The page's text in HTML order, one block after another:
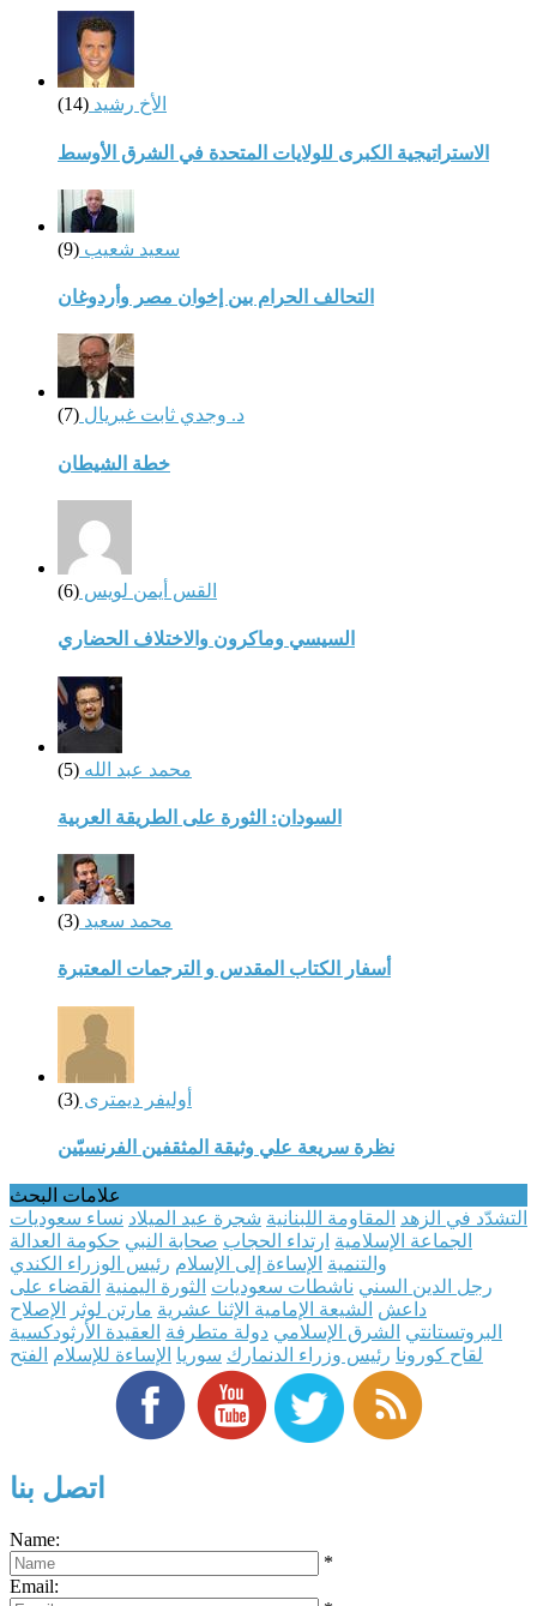
الأخ رشيد (14)
الاستراتيجية الكبرى للولايات المتحدة في الشرق الأوسط
سعيد شعيب (9)
التحالف الحرام بين إخوان مصر وأردوغان
د. وجدي ثابت غبريال (7)
خطة الشيطان
القس أيمن لويس (6)
السيسي وماكرون والاختلاف الحضاري
محمد عبد الله (5)
السودان: الثورة على الطريقة العربية
محمد سعيد (3)
أسفار الكتاب المقدس و الترجمات المعتبرة
أوليفر ديمترى (3)
نظرة سريعة علي وثيقة المثقفين الفرنسيّين
علامات البحث
التشدّد في الزهد المقاومة اللبنانية شجرة عيد الميلاد نساء سعوديات
الجماعة الإسلامية ارتداء الحجاب صحابة النبي حكومة العدالة
والتنمية الإساءة إلى الإسلام رئيس الوزراء الكندي
رجل الدين السني ناشطات سعوديات الثورة اليمنية القضاء على
داعش الشيعة الإمامية الإثنا عشرية مارتن لوثر
الإصلاح
البروتستانتي الشرق الإسلامي دولة متطرفة العقيدة الأرثودكسية
لقاح كورونا رئيس وزراء الدنمارك سوريا الإساءة للإسلام الفتح
اتصل بنا
Name:
*
Email: